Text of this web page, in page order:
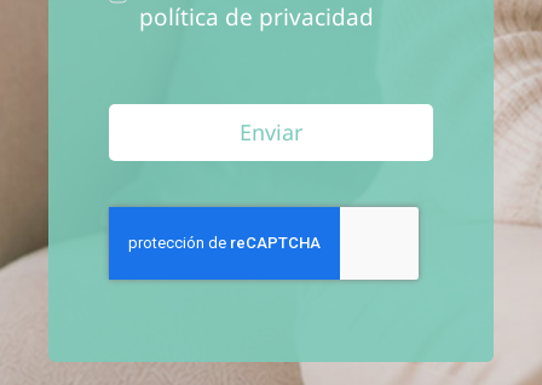
política de privacidad
Enviar